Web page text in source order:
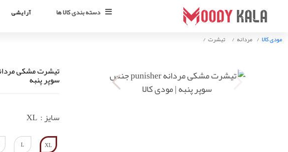
دسته بندی کالا ها آرایشی
مودی کالا مردانه تیشرت
سوپر پنبه
سایز : XL
XL
L